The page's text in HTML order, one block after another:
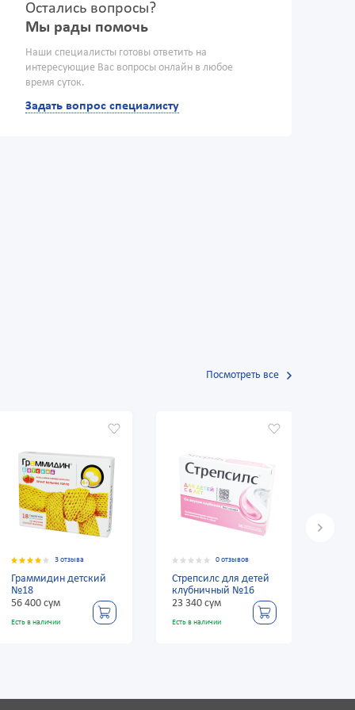
Остались вопросы?
Мы рады помочь
Наши специалисты готовы ответить на
интересующие Вас вопросы онлайн в любое
время суток.
Задать вопрос специалисту
Посмотреть все
Стрепсилс для детей
23 340 сум
Есть в наличии
Граммидин детский
№18
56 400 сум
Есть в наличии